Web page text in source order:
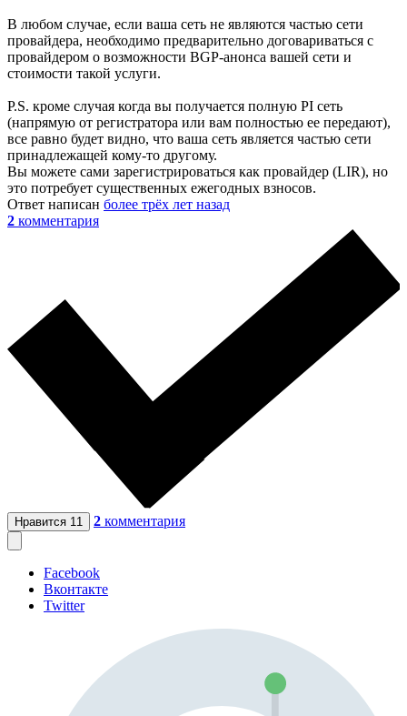
В любом случае, если ваша сеть не являются частью сети
провайдера, необходимо предварительно договариваться с
провайдером о возможности BGP-анонса вашей сети и
стоимости такой услуги.
P.S. кроме случая когда вы получается полную PI сеть
(напрямую от регистратора или вам полностью ее передают),
все равно будет видно, что ваша сеть является частью сети
принадлежащей кому-то другому.
Вы можете сами зарегистрироваться как провайдер (LIR), но
это потребует существенных ежегодных взносов.
Ответ написан более трёх лет назад
2 комментария
Нравится 11 2 комментария
Facebook
Вконтакте
Twitter